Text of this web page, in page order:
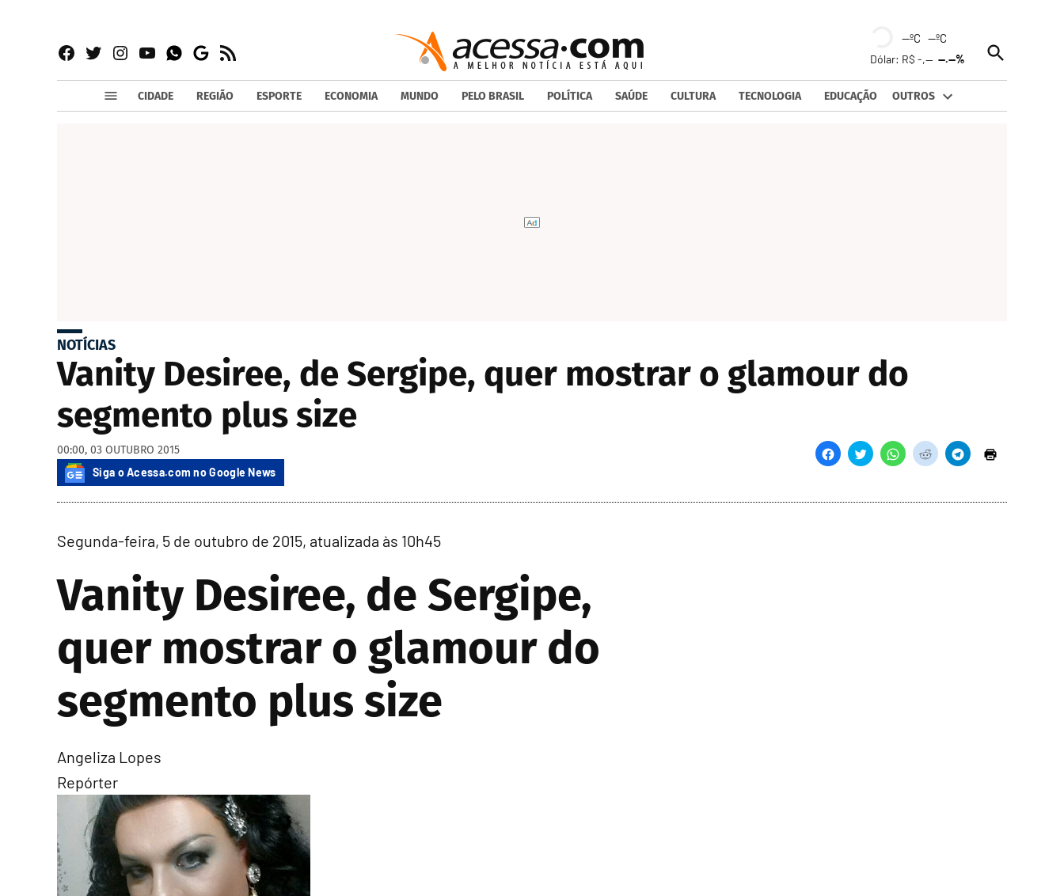
Facebook
TwitterInstagram
YouTubeWhatsapp
Google
News
RSS
--ºC --ºC
Dólar: R$ -,----.--%
Open
Search
CIDADE REGIÃO ESPORTE ECONOMIA MUNDO PELO BRASIL POLÍTICA SAÚDE CULTURA TECNOLOGIA EDUCAÇÃO OUTROS
NOTÍCIAS
Vanity Desiree, de Sergipe, quer mostrar o glamour do
segmento plus size
00:00, 03 OUTUBRO 2015
Siga o Acessa.com no Google News
Segunda-feira, 5 de outubro de 2015, atualizada às 10h45
Vanity Desiree, de Sergipe,
quer mostrar o glamour do
segmento plus size
Angeliza Lopes
Repórter